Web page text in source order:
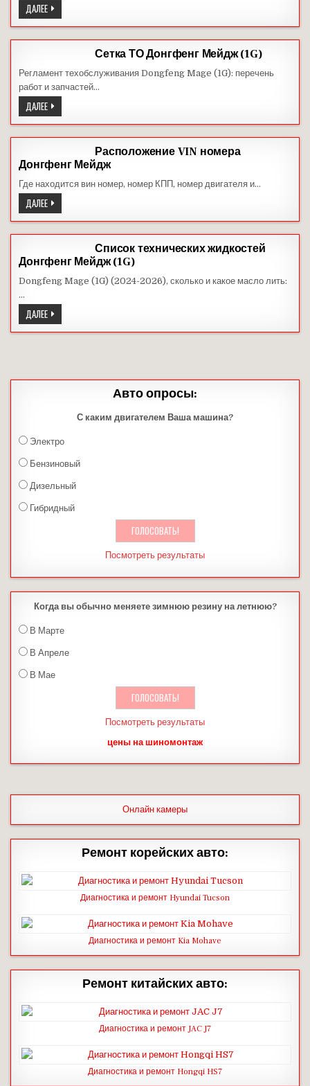
ДАЛЕЕДИАГНОСТИКА
И
РЕМОНТ
AX7
Сетка ТО Донгфенг Мейдж (1G)
Регламент техобслуживания Dongfeng Mage (1G): перечень
работ и запчастей…
ДАЛЕЕСЕТКА
ТО
ДОНГФЕНГ
(1G)
Расположение VIN номера
Донгфенг Мейдж
Где находится вин номер, номер КПП, номер двигателя и…
ДАЛЕЕРАСПОЛОЖЕНИЕ
VIN
НОМЕРА
МЕЙДЖ
Список технических жидкостей
Донгфенг Мейдж (1G)
Dongfeng Mage (1G) (2024-2026), сколько и какое масло лить:
…
ДАЛЕЕСПИСОК
ТЕХНИЧЕСКИХ
ЖИДКОСТЕЙ
Авто опросы:
С каким двигателем Ваша машина?
Электро
Бензиновый
Дизельный
Гибридный
Посмотреть результаты
Когда вы обычно меняете зимнюю резину на летнюю?
В Марте
В Апреле
В Мае
Посмотреть результаты
цены на шиномонтаж
Онлайн камеры
Ремонт корейских авто:
Диагностика и ремонт Hyundai Tucson
Диагностика и ремонт Kia Mohave
Ремонт китайских авто:
Диагностика и ремонт JAC J7
Диагностика и ремонт Hongqi HS7